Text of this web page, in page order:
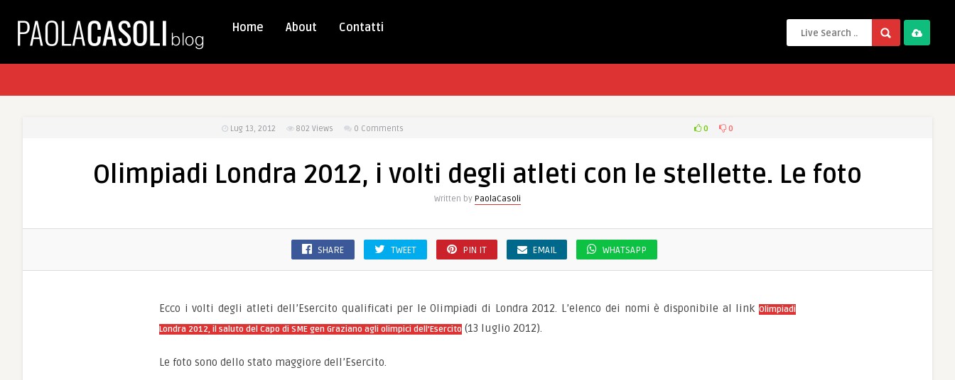
Home About Contatti
Lug 13, 2012 802 Views 0 Comments 0 0
Olimpiadi Londra 2012, i volti degli atleti con le stellette. Le foto
Written by PaolaCasoli
SHARE TWEET PIN IT EMAIL WHATSAPP
Ecco i volti degli atleti dell’Esercito qualificati per le Olimpiadi di Londra 2012. L’elenco dei nomi è disponibile al link Olimpiadi
Londra 2012, il saluto del Capo di SME gen Graziano agli olimpici dell’Esercito (13 luglio 2012).
Le foto sono dello stato maggiore dell’Esercito.